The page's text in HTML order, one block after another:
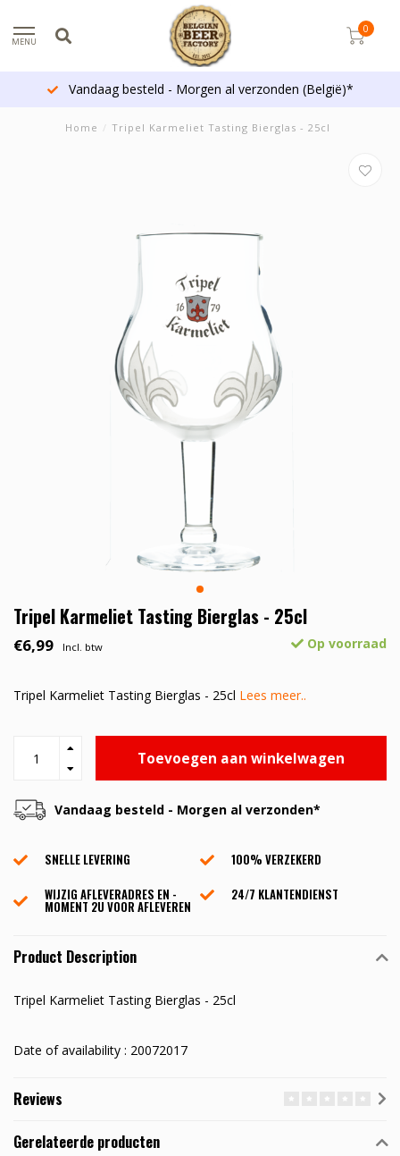
MENU
0
Vandaag besteld - Morgen al verzonden (België)*
Home / Tripel Karmeliet Tasting Bierglas - 25cl
Tripel Karmeliet Tasting Bierglas - 25cl
€6,99 Incl. btw Op voorraad
Tripel Karmeliet Tasting Bierglas - 25cl Lees meer..
Toevoegen aan winkelwagen
Vandaag besteld - Morgen al verzonden*
SNELLE LEVERING
100% VERZEKERD
WIJZIG AFLEVERADRES EN -
MOMENT 2U VOOR AFLEVEREN
24/7 KLANTENDIENST
Product Description
Tripel Karmeliet Tasting Bierglas - 25cl
Date of availability : 20072017
Reviews
Gerelateerde producten